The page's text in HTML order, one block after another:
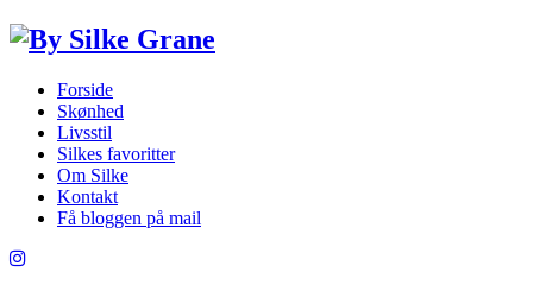
Forside
Skønhed
Livsstil
Silkes favoritter
Om Silke
Kontakt
Få bloggen på mail